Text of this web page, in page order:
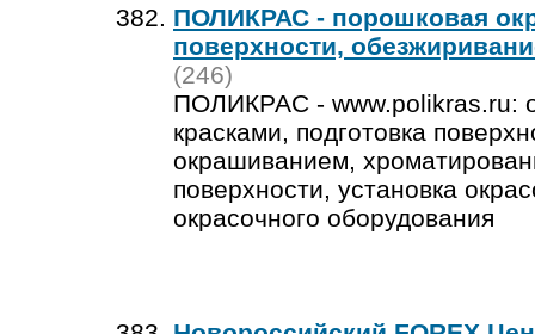
ПОЛИКРАС - порошковая
поверхности,
(246)
ПОЛИКРАС - www.polikras.ru:
красками, подготовка
окрашиванием,
поверхности, установка
окрасочного оборудования